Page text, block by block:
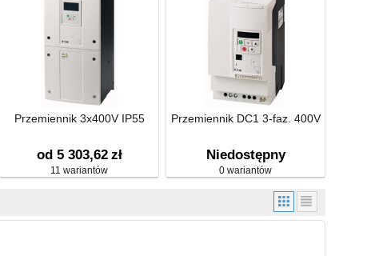
Przemiennik 3x400V IP55
od 5 303,62 zł
11 wariantów
Przemiennik DC1 3-faz. 400V
Niedostępny
0 wariantów